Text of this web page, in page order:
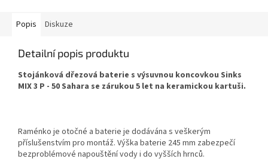
Popis Diskuze
Detailní popis produktu
Stojánková dřezová baterie s výsuvnou koncovkou Sinks
MIX 3 P - 50 Sahara se zárukou 5 let na keramickou kartuši.
Raménko je otočné a baterie je dodávána s veškerým
příslušenstvím pro montáž. Výška baterie 245 mm zabezpečí
bezproblémové napouštění vody i do vyšších hrnců.